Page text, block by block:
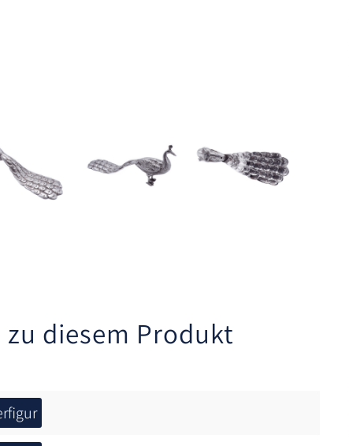
zu diesem Produkt